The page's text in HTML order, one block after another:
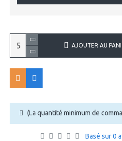
Basé sur 0
AJOUTER AU
(La quantité minimum de